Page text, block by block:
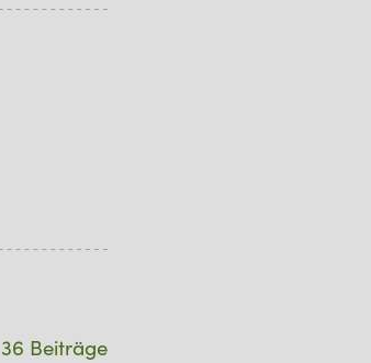
36 Beiträge